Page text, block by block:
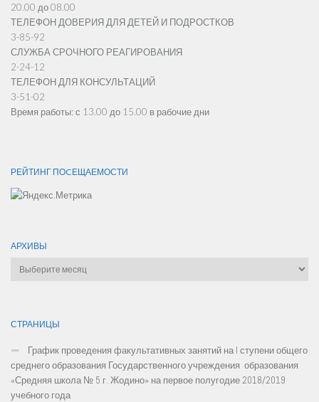
20.00 до 08.00
ТЕЛЕФОН ДОВЕРИЯ ДЛЯ ДЕТЕЙ И ПОДРОСТКОВ
3-85-92
СЛУЖБА СРОЧНОГО РЕАГИРОВАНИЯ
2-24-12
ТЕЛЕФОН ДЛЯ КОНСУЛЬТАЦИЙ
3-51-02
Время работы: с 13.00 до 15.00 в рабочие дни
РЕЙТИНГ ПОCЕЩАЕМОСТИ
АРХИВЫ
Архивы
СТРАНИЦЫ
График проведения факультативных занятий на I ступени общего
среднего образования Государственного учреждения образования
«Средняя школа № 5 г. Жодино» на первое полугодие 2018/2019
учебного года